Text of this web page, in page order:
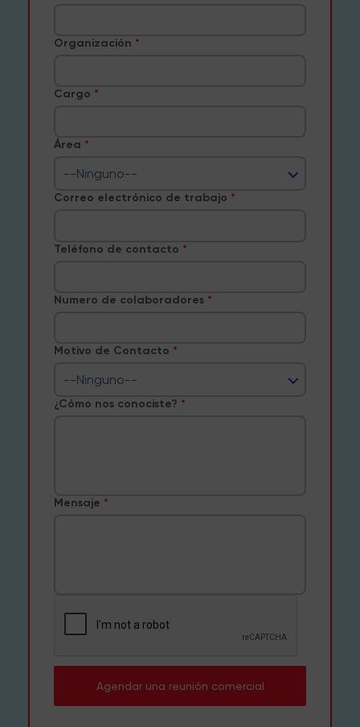
Organización
Cargo
Área
--Ninguno--
Correo electrónico de trabajo
Teléfono de contacto
Numero de colaboradores
Motivo de Contacto
--Ninguno--
¿Cómo nos conociste?
Mensaje
Agendar una reunión comercial